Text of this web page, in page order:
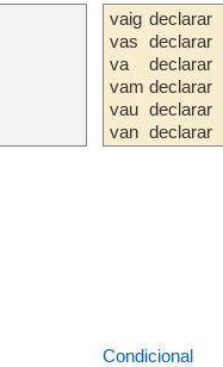
vaig
vas
va
vam
vau
van
declarar
declarar
declarar
declarar
declarar
declarar
Condicional